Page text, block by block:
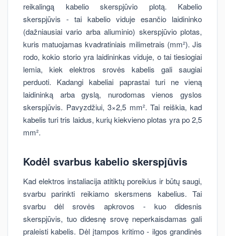
reikalingą kabelio skerspjūvio plotą. Kabelio
skerspjūvis - tai kabelio viduje esančio laidininko
(dažniausiai vario arba aliuminio) skerspjūvio plotas,
kuris matuojamas kvadratiniais milimetrais (mm²). Jis
rodo, kokio storio yra laidininkas viduje, o tai tiesiogiai
lemia, kiek elektros srovės kabelis gali saugiai
perduoti. Kadangi kabeliai paprastai turi ne vieną
laidininką arba gyslą, nurodomas vienos gyslos
skerspjūvis. Pavyzdžiui, 3×2,5 mm². Tai reiškia, kad
kabelis turi tris laidus, kurių kiekvieno plotas yra po 2,5
mm².
Kodėl svarbus kabelio skerspjūvis
Kad elektros instaliacija atitiktų poreikius ir būtų saugi,
svarbu parinkti reikiamo skersmens kabelius. Tai
svarbu dėl srovės apkrovos - kuo didesnis
skerspjūvis, tuo didesnę srovę neperkaisdamas gali
praleisti kabelis. Dėl įtampos kritimo - ilgos grandinės